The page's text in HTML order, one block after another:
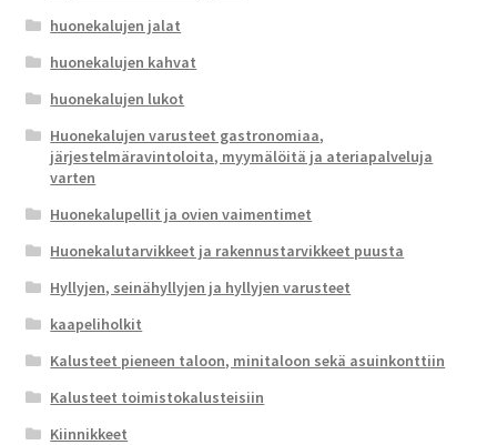
huonekalujen jalat
huonekalujen kahvat
huonekalujen lukot
Huonekalujen varusteet gastronomiaa,
järjestelmäravintoloita, myymälöitä ja ateriapalveluja
varten
Huonekalupellit ja ovien vaimentimet
Huonekalutarvikkeet ja rakennustarvikkeet puusta
Hyllyjen, seinähyllyjen ja hyllyjen varusteet
kaapeliholkit
Kalusteet pieneen taloon, minitaloon sekä asuinkonttiin
Kalusteet toimistokalusteisiin
Kiinnikkeet